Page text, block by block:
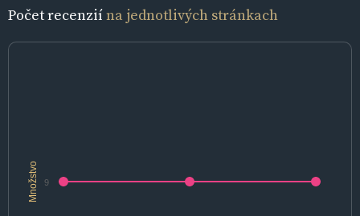
Počet recenziína jednotlivých stránkach
Množstvo 9